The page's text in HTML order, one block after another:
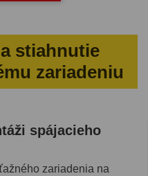
stiahnutie
zariadeniu
spájacieho
zariadenia na